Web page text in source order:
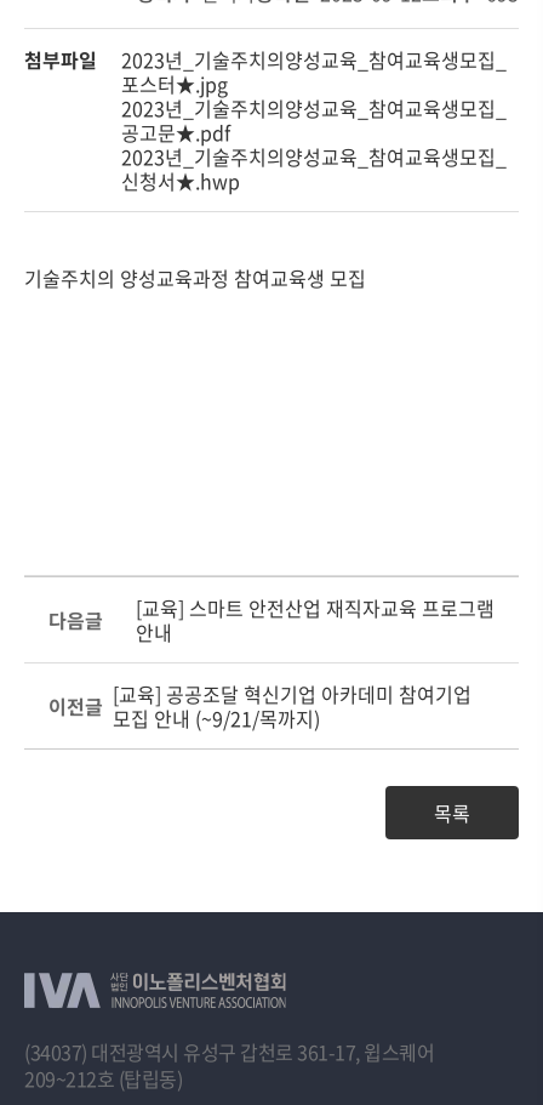
첨부파일
2023년_기술주치의양성교육_참여교육생모집_
포스터★.jpg
2023년_기술주치의양성교육_참여교육생모집_
공고문★.pdf
2023년_기술주치의양성교육_참여교육생모집_
신청서★.hwp
기술주치의 양성교육과정 참여교육생 모집
다음글
[교육] 스마트 안전산업 재직자교육 프로그램
안내
이전글 [교육] 공공조달 혁신기업 아카데미 참여기업
모집 안내 (~9/21/목까지)
목록
(34037) 대전광역시 유성구 갑천로 361-17, 윕스퀘어
209~212호 (탑립동)